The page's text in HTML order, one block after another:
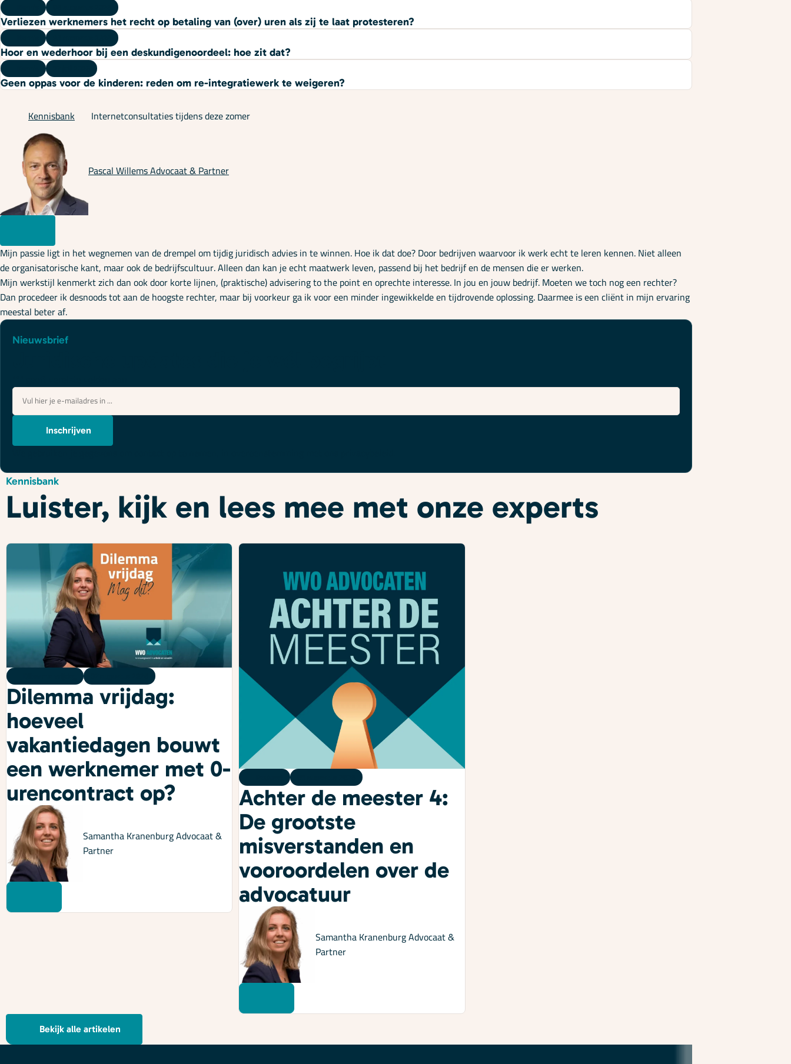
Verliezen werknemers het recht op betaling van (over) uren als zij te laat protesteren?
Hoor en wederhoor bij een deskundigenoordeel: hoe zit dat?
Geen oppas voor de kinderen: reden om re-integratiewerk te weigeren?
Kennisbank Internetconsultaties tijdens deze zomer
Pascal WillemsAdvocaat & Partner
Mijn passie ligt in het wegnemen van de drempel om tijdig juridisch advies in te winnen. Hoe ik dat doe? Door bedrijven waarvoor ik werk echt te leren kennen. Niet alleen
de organisatorische kant, maar ook de bedrijfscultuur. Alleen dan kan je echt maatwerk leven, passend bij het bedrijf en de mensen die er werken.
Mijn werkstijl kenmerkt zich dan ook door korte lijnen, (praktische) advisering to the point en oprechte interesse. In jou en jouw bedrijf. Moeten we toch nog een rechter?
Dan procedeer ik desnoods tot aan de hoogste rechter, maar bij voorkeur ga ik voor een minder ingewikkelde en tijdrovende oplossing. Daarmee is een cliënt in mijn ervaring
meestal beter af.
Nieuwsbrief
E-
mailadres*
Inschrijven
Kennisbank
Luister, kijk en lees mee met onze experts
Dilemma vrijdag:
hoeveel
vakantiedagen bouwt
een werknemer met 0-
urencontract op?
Samantha KranenburgAdvocaat &
Partner
Achter de meester 4:
De grootste
misverstanden en
vooroordelen over de
advocatuur
Samantha KranenburgAdvocaat &
Partner
Bekijk alle artikelen